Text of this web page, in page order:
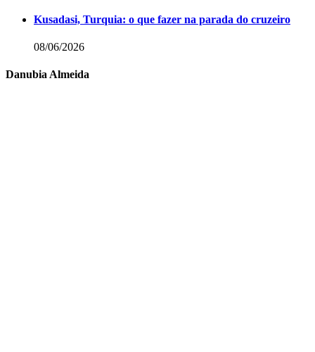
Kusadasi, Turquia: o que fazer na parada do cruzeiro
08/06/2026
Danubia Almeida